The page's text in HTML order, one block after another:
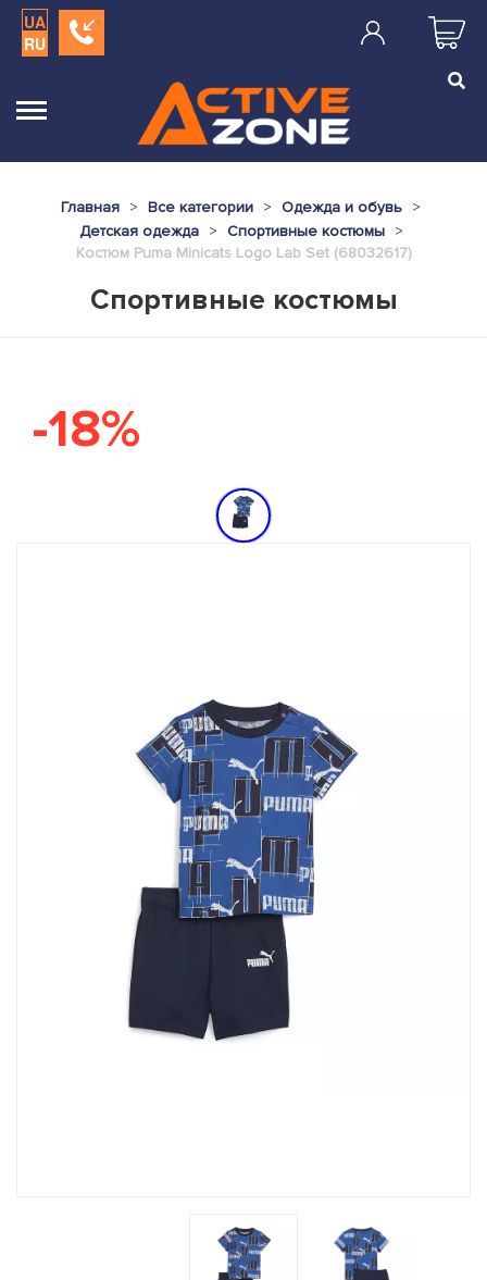
UA
RU
Главная Все категории
Одежда и обувь
Детская одежда
Спортивные костюмы
Костюм Puma Minicats Logo Lab Set (68032617)
Спортивные костюмы
-18%